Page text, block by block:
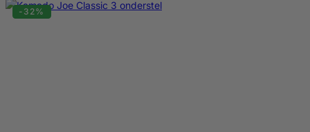
-32%